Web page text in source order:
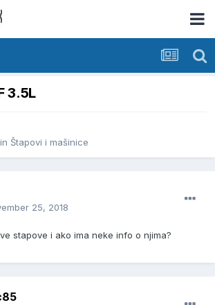
3.5L
in Štapovi i mašinice
25, 2018
stapove i ako ima neke info o njima?